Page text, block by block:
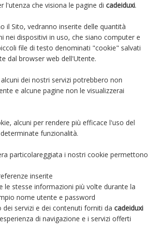
l'utenza che visiona le pagine di cadeiduxi.
il Sito, vedranno inserite delle quantità
nei dispositivi in uso, che siano computer e
file di testo denominati "cookie" salvati
dal browser web dell'Utente.
dei nostri servizi potrebbero non
e alcune pagine non le visualizzerai
alcuni per rendere più efficace l'uso del
funzionalità.
particolareggiata i nostri cookie permettono
inserite
le stesse informazioni più volte durante la
nome utente e password
dei servizi e dei contenuti forniti da cadeiduxi
di navigazione e i servizi offerti